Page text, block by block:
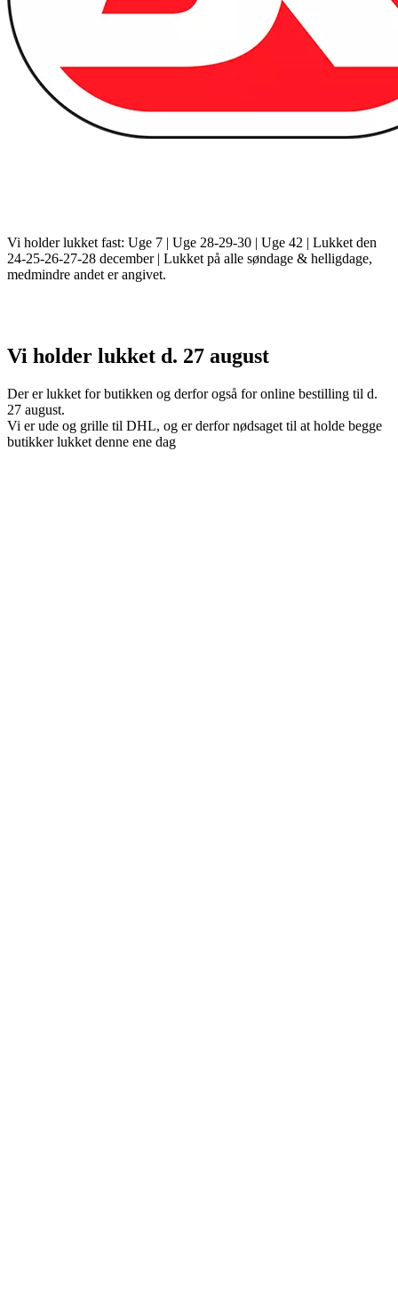
Vi holder lukket fast: Uge 7 | Uge 28-29-30 | Uge 42 | Lukket den
24-25-26-27-28 december | Lukket på alle søndage & helligdage,
medmindre andet er angivet.
Vi holder lukket d. 27 august
Der er lukket for butikken og derfor også for online bestilling til d.
27 august.
Vi er ude og grille til DHL, og er derfor nødsaget til at holde begge
butikker lukket denne ene dag